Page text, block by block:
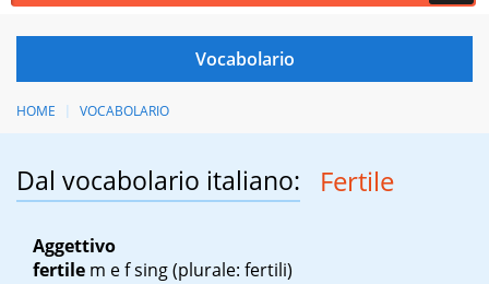
HOME VOCABOLARIO
Dal vocabolario italiano: Fertile
Aggettivo
fertile m ef sing(plurale: fertili)